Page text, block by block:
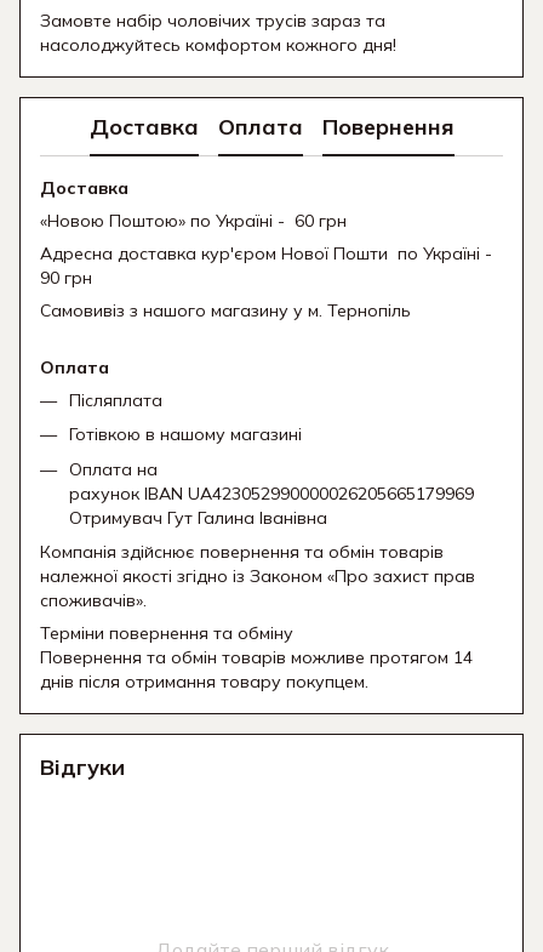
Замовте набір чоловічих трусів зараз та
насолоджуйтесь комфортом кожного дня!
Доставка Оплата Повернення
Доставка
«Новою Поштою» по Україні - 60 грн
Адресна доставка кур'єром Нової Пошти по Україні -
90 грн
Самовивіз з нашого магазину у м. Тернопіль
Оплата
Післяплата
Готівкою в нашому магазині
Оплата на
рахунок IBAN UA423052990000026205665179969
Отримувач Гут Галина Іванівна
Компанія здійснює повернення та обмін товарів
належної якості згідно із Законом «Про захист прав
споживачів».
Терміни повернення та обміну
Повернення та обмін товарів можливе протягом 14
днів після отримання товару покупцем.
Відгуки